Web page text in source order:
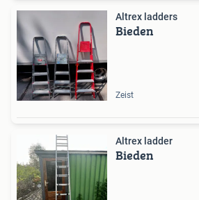
Altrex ladders
Bieden
Zeist
Altrex ladder
Bieden